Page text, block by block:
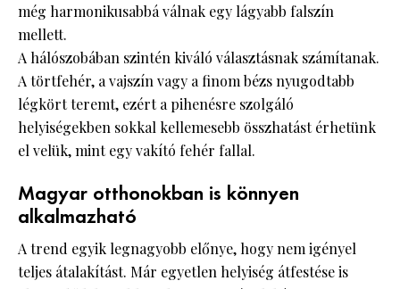
még harmonikusabbá válnak egy lágyabb falszín
mellett.
A hálószobában szintén kiváló választásnak számítanak.
A törtfehér, a vajszín vagy a finom bézs nyugodtabb
légkört teremt, ezért a pihenésre szolgáló
helyiségekben sokkal kellemesebb összhatást érhetünk
el velük, mint egy vakító fehér fallal.
Magyar otthonokban is könnyen
alkalmazható
A trend egyik legnagyobb előnye, hogy nem igényel
teljes átalakítást. Már egyetlen helyiség átfestése is